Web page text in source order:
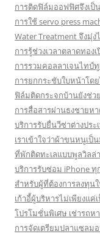
การติดฟิล์มออฟฟิศจึงเ
การใช้ servo press
Water Treatment จึงมุ่
การรู้ช่วงเวลาตลาดทอง
การรวมคอลลาเจนไทป์
การยกกระชับใบหน้าโด
ฟิล์มติดกระจกบ้านยังช่
การสื่อสารผ่านธงชายห
บริการรับยื่นวีซ่าต่างประ
เราเข้าใจว่าผ้าขนหนูเป็
ที่พักติดทะเลแบบพูลวิลล่
บริการรับซ่อม iPhone
สำหรับผู้ที่ต้องการลงทุน
เก้าอี้ผู้บริหารไม่เพียงแ
โปรโมชั่นพิเศษ เช่ารถ
การจัดเตรียมปลาแซลม